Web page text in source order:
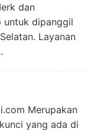
dan
untuk dipanggil
Layanan
Merupakan
yang ada di